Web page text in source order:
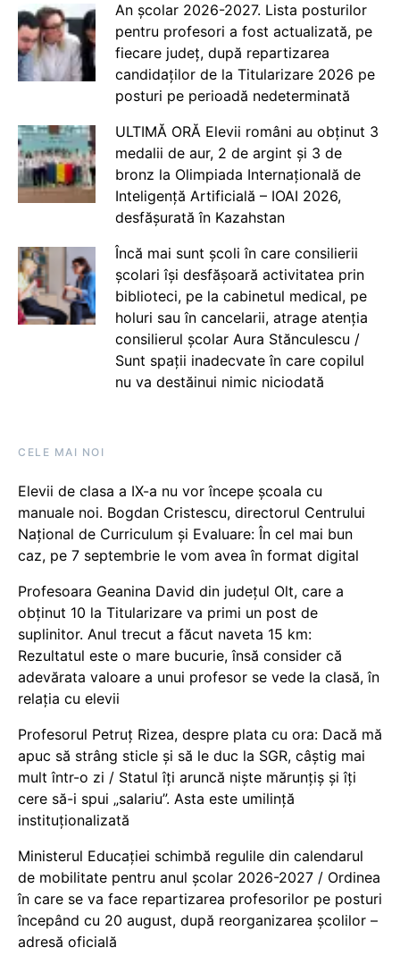
An școlar 2026-2027. Lista posturilor
pentru profesori a fost actualizată, pe
fiecare județ, după repartizarea
candidaților de la Titularizare 2026 pe
posturi pe perioadă nedeterminată
ULTIMĂ ORĂ Elevii români au obținut 3
medalii de aur, 2 de argint și 3 de
bronz la Olimpiada Internațională de
Inteligență Artificială – IOAI 2026,
desfășurată în Kazahstan
Încă mai sunt școli în care consilierii
școlari își desfășoară activitatea prin
biblioteci, pe la cabinetul medical, pe
holuri sau în cancelarii, atrage atenția
consilierul școlar Aura Stănculescu /
Sunt spații inadecvate în care copilul
nu va destăinui nimic niciodată
CELE MAI NOI
Elevii de clasa a IX-a nu vor începe școala cu
manuale noi. Bogdan Cristescu, directorul Centrului
Național de Curriculum și Evaluare: În cel mai bun
caz, pe 7 septembrie le vom avea în format digital
Profesoara Geanina David din județul Olt, care a
obținut 10 la Titularizare va primi un post de
suplinitor. Anul trecut a făcut naveta 15 km:
Rezultatul este o mare bucurie, însă consider că
adevărata valoare a unui profesor se vede la clasă, în
relația cu elevii
Profesorul Petruț Rizea, despre plata cu ora: Dacă mă
apuc să strâng sticle și să le duc la SGR, câștig mai
mult într-o zi / Statul îți aruncă niște mărunțiș și îți
cere să-i spui „salariu”. Asta este umilință
instituționalizată
Ministerul Educației schimbă regulile din calendarul
de mobilitate pentru anul școlar 2026-2027 / Ordinea
în care se va face repartizarea profesorilor pe posturi
începând cu 20 august, după reorganizarea școlilor –
adresă oficială